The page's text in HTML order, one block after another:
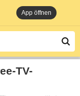
App öffnen
TV-